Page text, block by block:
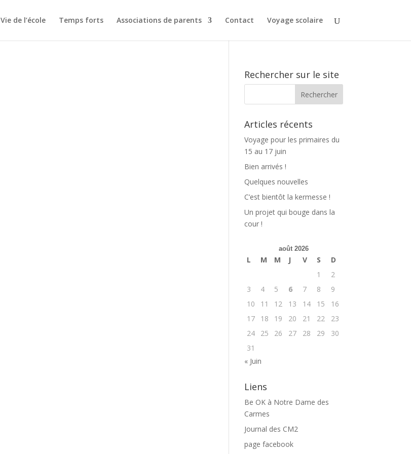
Vie de l’école Temps forts Associations de parents Contact Voyage scolaire
Rechercher sur le site
Articles récents
Voyage pour les primaires du
15 au 17 juin
Bien arrivés !
Quelques nouvelles
C’est bientôt la kermesse !
Un projet qui bouge dans la
cour !
août 2026
L M M J V S
D
1
2
3
4 5 6 7 8
9
10
11 12 13 14 15
16
17
18 19 20 21 22
23
24
25 26 27 28 29
30
31
« Juin
Liens
Be OK à Notre Dame des
Carmes
Journal des CM2
page facebook